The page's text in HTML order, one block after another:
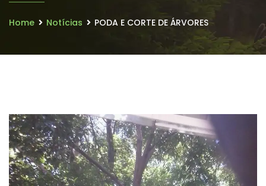
Home Notícias PODA E CORTE DE ÁRVORES